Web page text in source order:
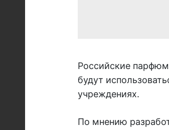
Российские
будут
учреждениях.
По мнению